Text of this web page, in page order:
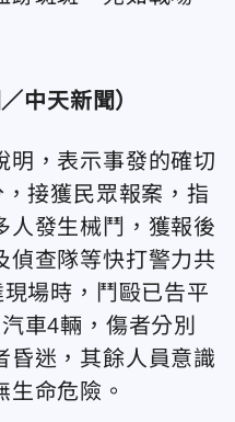
中天新聞）
明，表示事發的確切
，接獲民眾報案，指
發生械鬥， 獲報後
偵查隊等快打警力共
場時，鬥毆已告平
車4輛，傷者分別
昏迷，其餘人員意識
命危險。